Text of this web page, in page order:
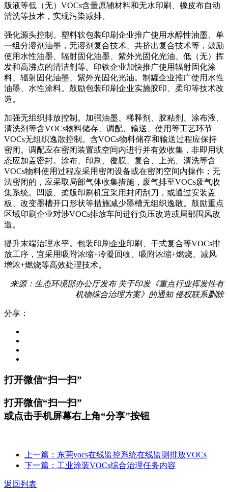
版液等低（无）VOCs含量原辅材料和无水印刷、橡皮布自动
清洗等技术，实现污染减排。
强化源头控制。塑料软包装印刷企业推广使用水醇性油墨、单
一组分溶剂油墨，无溶剂复合技术、共挤出复合技术等，鼓励
使用水性油墨、辐射固化油墨、紫外光固化光油、低（无）挥
发和高沸点的清洁剂等。印铁企业加快推广使用辐射固化涂
料、辐射固化油墨、紫外光固化光油。制罐企业推广使用水性
油墨、水性涂料。鼓励包装印刷企业实施胶印、柔印等技术改
造。
加强无组织排放控制。加强油墨、稀释剂、胶粘剂、涂布液、
清洗剂等含VOCs物料储存、调配、输送、使用等工艺环节
VOCs无组织逸散控制。含VOCs物料储存和输送过程应保持
密闭。调配应在密闭装置或空间内进行并有效收集，非即用状
态应加盖密封。涂布、印刷、覆膜、复合、上光、清洗等含
VOCs物料使用过程应采用密闭设备或在密闭空间内操作；无
法密闭的，应采取局部气体收集措施，废气排至VOCs废气收
集系统。凹版、柔版印刷机宜采用封闭刮刀，或通过安装盖
板、改变墨槽开口形状等措施减少墨槽无组织逸散。鼓励重点
区域印刷企业对涉VOCs排放车间进行负压改造或局部围风改
造。
提升末端治理水平。包装印刷企业印刷、干式复合等VOCs排
放工序，宜采用吸附浓缩+冷凝回收、吸附浓缩+燃烧、减风
增浓+燃烧等高效处理技术。
来源：生态环境部办公厅发布 关于印发《重点行业挥发性有
机物综合治理方案》的通知 侵权联系删除
分享：
打开微信“扫一扫”
打开微信“扫一扫”
或点击手机屏幕右上角“分享”按钮
上一篇：东莞vocs在线监控系统在线监测排放VOCs
下一篇：工业涂装VOCs综合治理任务内容
返回列表